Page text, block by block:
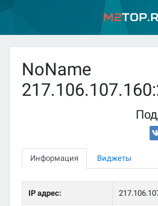
M2
NoName
Информация Виджеты
IP адрес: